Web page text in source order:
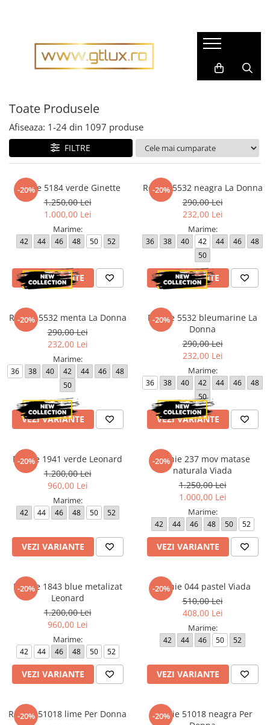
Rochii dama
Rochii casual
Bluze dama
Pantaloni dama
Sacouri dama
Compleuri dama
Imbracaminte sport dama
Tricouri dama
Paltoane
Veste dama
Tricotaje dama
Accesorii dama
Curele dama
Portmonee dama
Esarfe, Fulare dama
Pijamale dama
Salopete dama
Pijamale barbati
Cravate barbati
Tricouri barbati
Tricotaje
Costume barbati
Camasi barbati
Sacouri barbati
Scurte, Paltoane barbati
Pantaloni barbati
Toate Produsele
Afiseaza: 1-24 din 1097 produse
FILTRE
-20%
Rochie 5184 verde Ginette
1.250,00 Lei
1.000,00 Lei
Marime:
42 44 46 48 50 52
VEZI VARIANTE
-20%
Rochie 5532 neagra La Donna
290,00 Lei
232,00 Lei
Marime:
36 38 40 42 44 46
48
50
VEZI VARIANTE
-20%
Rochie 5532 menta La Donna
290,00 Lei
232,00 Lei
Marime:
36 38 40 42 44 46
48
50
VEZI VARIANTE
-20%
Rochie 5532 bleumarine La
Donna
290,00 Lei
232,00 Lei
Marime:
36 38 40 42 44 46
48
50
VEZI VARIANTE
-20%
Rochie 1941 verde Leonard
1.200,00 Lei
960,00 Lei
Marime:
42 44 46 48 50 52
VEZI VARIANTE
-20%
Rochie 237 mov matase
naturala Viada
1.250,00 Lei
1.000,00 Lei
Marime:
42 44 46 48 50 52
VEZI VARIANTE
-20%
Rochie 1843 blue metalizat
Leonard
1.200,00 Lei
960,00 Lei
Marime:
42 44 46 48 50 52
VEZI VARIANTE
-20%
Rochie 044 pastel Viada
510,00 Lei
408,00 Lei
Marime:
42 44 46 50 52
VEZI VARIANTE
-20%
Rochie 51018 lime Per Donna
-20%
Rochie 51018 neagra Per